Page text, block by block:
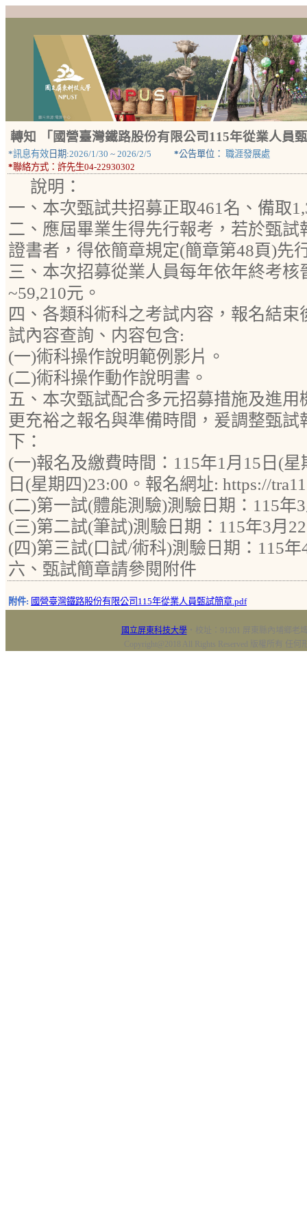
轉知 「國營臺灣鐵路股份有限公司115年從業人員
*訊息有效 日期:2026/1/30 ~ 2026/2/5 *公告單位： 職涯發展處
*聯絡方式： 許先生04-22930302
說明：
一、本次甄試共招募正取461名、備取
二、應屆畢業生得先行報考，若於甄
證書者，得依簡章規定(簡章第48頁)先
三、本次招募從業人員每年依年終考核
~59,210元。
四、各類科術科之考試内容，報名結
試內容查詢、内容包含:
(一)術科操作說明範例影片。
(二)術科操作動作說明書。
五、本次甄試配合多元招募措施及進
更充裕之報名與準備時間，爰調整甄
下：
(一)報名及繳費時間：115年1月15日(星
日(星期四)23:00。報名網址: https://
(二)第一試(體能測驗)測驗日期：115年
(三)第二試(筆試)測驗日期：115年3月
(四)第三試(口試/術科)測驗日期：115
六、甄試簡章請參閱附件
附件: 國營臺灣鐵路股份有限公司115年從業人員甄試簡章.pdf
國立屏東科技大學‧校址：91201 屏東縣內埔鄉老